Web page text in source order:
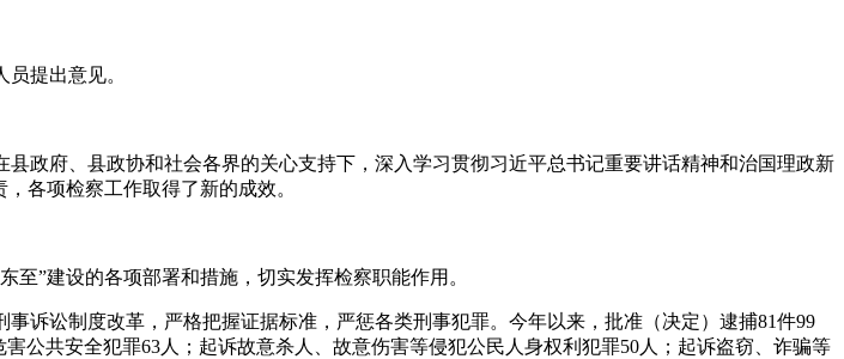
提出意见。
政府、县政协和社会各界的关心支持下，深入学习贯彻习近平总书记重要讲话精神和治国理政新
各项检察工作取得了新的成效。
”建设的各项部署和措施，切实发挥检察职能作用。
诉讼制度改革，严格把握证据标准，严惩各类刑事犯罪。今年以来，批准（决定）逮捕81件99
公共安全犯罪63人；起诉故意杀人、故意伤害等侵犯公民人身权利犯罪50人；起诉盗窃、诈骗等